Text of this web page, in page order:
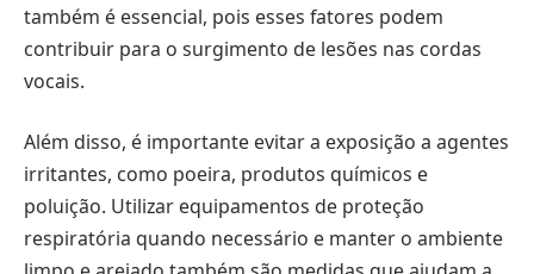
também é essencial, pois esses fatores podem
contribuir para o surgimento de lesões nas cordas
vocais.
Além disso, é importante evitar a exposição a agentes
irritantes, como poeira, produtos químicos e
poluição. Utilizar equipamentos de proteção
respiratória quando necessário e manter o ambiente